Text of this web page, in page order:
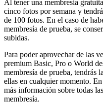
Al tener una membresía
cinco fotos por semana y
de 100 fotos. En el caso de
membresía de prueba, se
subidas.
Para poder aprovechar de las
premium Basic, Pro o World
membresía de prueba, tendrás
ellas en cualquier momento.
más información sobre todas
membresía.